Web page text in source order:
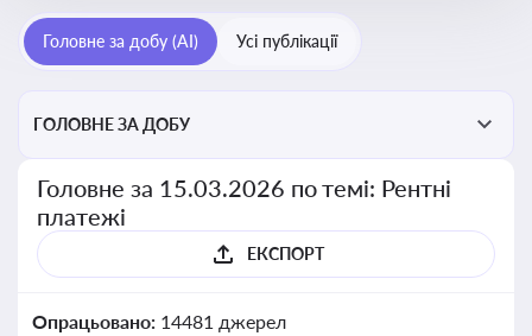
Головне за добу (AI) Усі публікації
ГОЛОВНЕ ЗА ДОБУ
Головне за 15.03.2026 по темі: Рентні
платежі
ЕКСПОРТ
Опрацьовано: 14481 джерел